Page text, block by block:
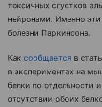
токсичных сгустков
нейронами. Именно
болезни Паркинсона.
Как сообщается в
в экспериментах на
белки по отдельности
отсутствии обоих